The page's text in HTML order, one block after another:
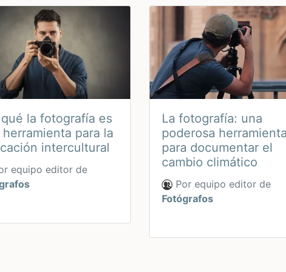
la fotografía es
herramienta para la
intercultural
equipo editor de
La fotografía: una
poderosa
para documentar el
cambio climático
Por equipo editor de
Fotógrafos